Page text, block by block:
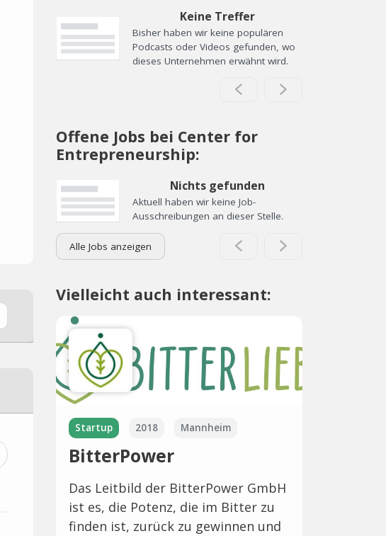
Keine Treffer
Bisher haben wir keine populären
Podcasts oder Videos gefunden, wo
dieses Unternehmen erwähnt wird.
Offene Jobs bei Center for
Entrepreneurship:
Nichts gefunden
Aktuell haben wir keine Job-
Ausschreibungen an dieser Stelle.
Alle Jobs anzeigen
Vielleicht auch interessant:
Startup 2018 Mannheim
BitterPower
Das Leitbild der BitterPower GmbH
ist es, die Potenz, die im Bitter zu
finden ist, zurück zu gewinnen und